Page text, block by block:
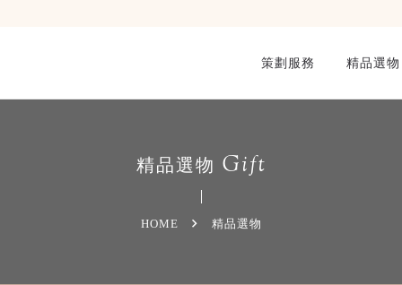
策劃服務 精品選物
精品選物 Gift
HOME 精品選物